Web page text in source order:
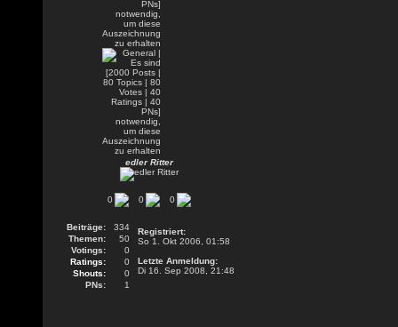
edler Ritter
0 0 0
Beiträge:
334
Themen:
50
Votings:
0
Ratings:
0
Shouts:
0
PNs:
1
Registriert:
So 1. Okt 2006, 01:58
Letzte Anmeldung:
Di 16. Sep 2008, 21:48